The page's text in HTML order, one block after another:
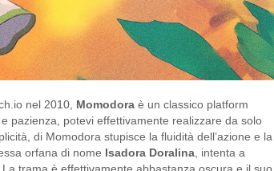
nel 2010, Momodora è un classico platform
pazienza, potevi effettivamente realizzare da solo
di Momodora stupisce la fluidità dell’azione e la
orfana di nome Isadora Doralina, intenta a